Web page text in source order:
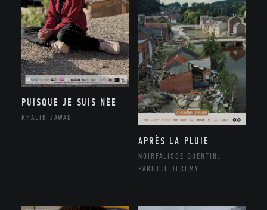
PUISQUE JE SUIS NÉE
RHALIB JAWAD
APRÈS LA PLUIE
NOIRFALISSE QUENTIN,
PAROTTE JEREMY